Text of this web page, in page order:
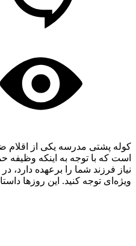
کوله پشتی مدرسه یکی از
است که با توجه به اینکه وظیفه
نیاز فرزند شما را برعهده دارد،
ویژه‌ای توجه کنید. این روزها